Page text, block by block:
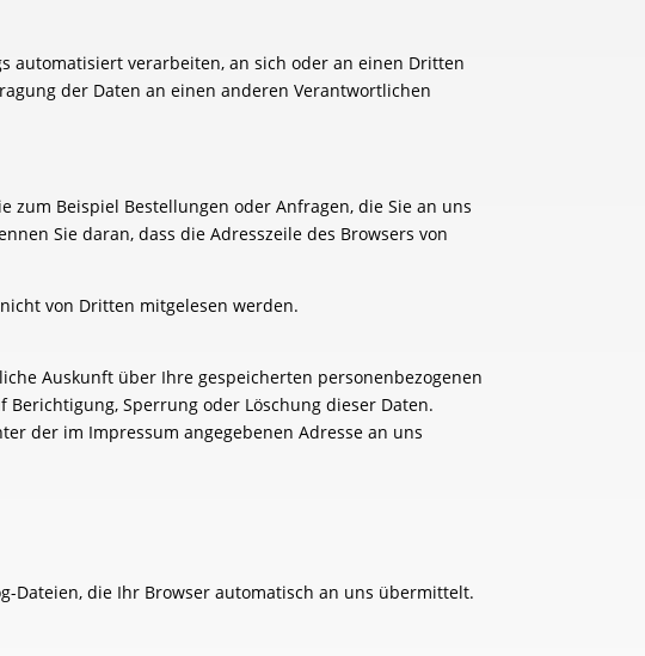
automatisiert verarbeiten, an sich oder an einen Dritten
der Daten an einen anderen Verantwortlichen
Beispiel Bestellungen oder Anfragen, die Sie an uns
Sie daran, dass die Adresszeile des Browsers von
von Dritten mitgelesen werden.
Auskunft über Ihre gespeicherten personenbezogenen
Sperrung oder Löschung dieser Daten.
der im Impressum angegebenen Adresse an uns
Dateien, die Ihr Browser automatisch an uns übermittelt.